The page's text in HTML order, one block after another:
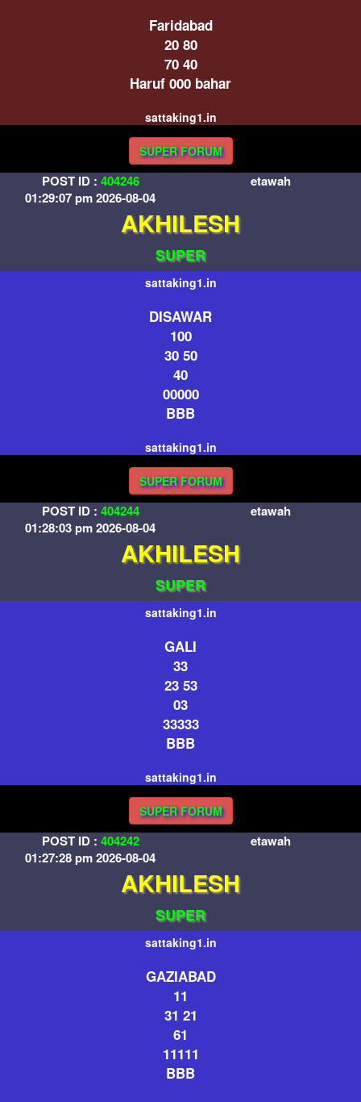
Faridabad
20 80
70 40
Haruf 000 bahar
sattaking1.in
SUPER FORUM
POST ID : 404246
01:29:07 pm 2026-08-04
etawah
AKHILESH
SUPER
sattaking1.in
DISAWAR
100
30 50
40
00000
BBB
sattaking1.in
SUPER FORUM
POST ID : 404244
01:28:03 pm 2026-08-04
etawah
AKHILESH
SUPER
sattaking1.in
GALI
33
23 53
03
33333
BBB
sattaking1.in
SUPER FORUM
POST ID : 404242
01:27:28 pm 2026-08-04
etawah
AKHILESH
SUPER
sattaking1.in
GAZIABAD
11
31 21
61
11111
BBB